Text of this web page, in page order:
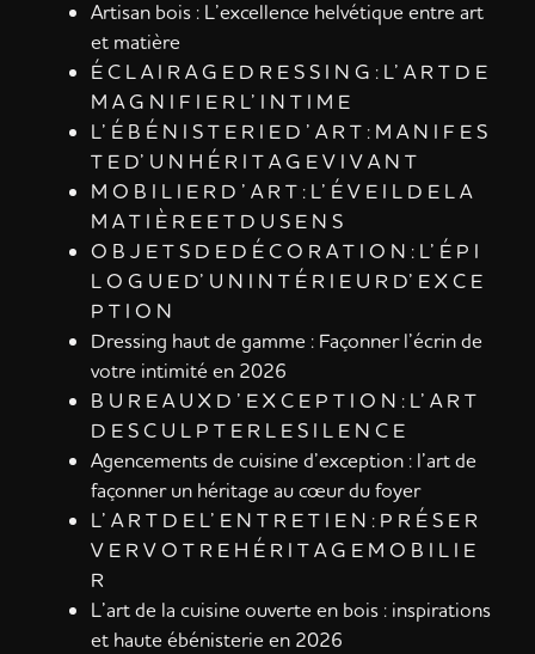
Artisan bois : L’excellence helvétique entre art
et matière
É C L A I R A G E D R E S S I N G : L’ A R T D E
M A G N I F I E R L’ I N T I M E
L’ É B É N I S T E R I E D ’ A R T : M A N I F E S
T E D’ U N H É R I T A G E V I V A N T
M O B I L I E R D ’ A R T : L’ É V E I L D E L A
M A T I È R E E T D U S E N S
O B J E T S D E D É C O R A T I O N : L’ É P I
L O G U E D’ U N I N T É R I E U R D’ E X C E
P T I O N
Dressing haut de gamme : Façonner l’écrin de
votre intimité en 2026
B U R E A U X D ’ E X C E P T I O N : L’ A R T
D E S C U L P T E R L E S I L E N C E
Agencements de cuisine d’exception : l’art de
façonner un héritage au cœur du foyer
L’ A R T D E L’ E N T R E T I E N : P R É S E R
V E R V O T R E H É R I T A G E M O B I L I E
R
L’art de la cuisine ouverte en bois : inspirations
et haute ébénisterie en 2026